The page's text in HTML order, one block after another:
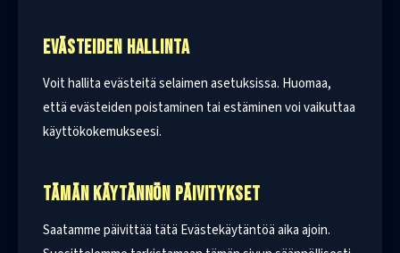
EVÄSTEIDEN HALLINTA
Voit hallita evästeitä selaimen asetuksissa. Huomaa,
että evästeiden poistaminen tai estäminen voi vaikuttaa
käyttökokemukseesi.
TÄMÄN KÄYTÄNNÖN PÄIVITYKSET
Saatamme päivittää tätä Evästekäytäntöä aika ajoin.